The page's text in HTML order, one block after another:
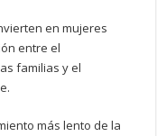
en mujeres
entre el
familias y el
más lento de la